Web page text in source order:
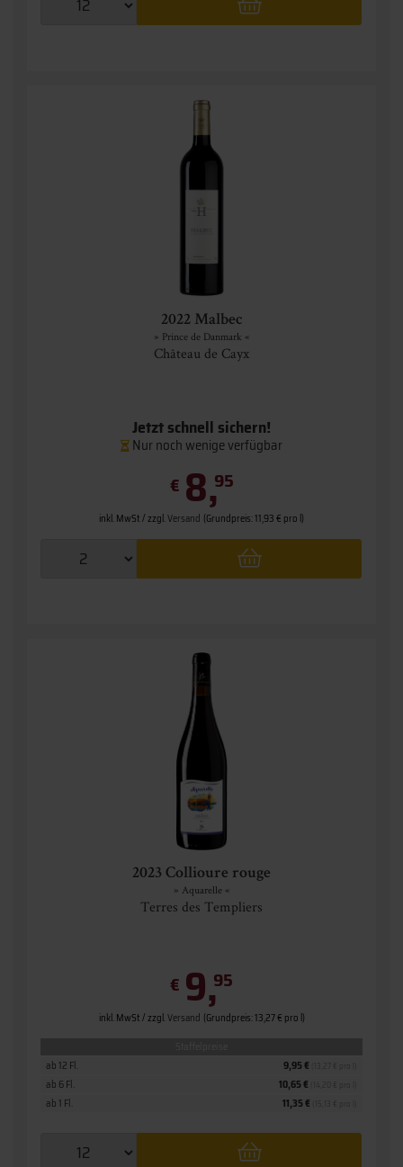
2022 Malbec
» Prince de Danmark «
Château de Cayx
Jetzt schnell sichern!
Nur noch wenige verfügbar
€ 8,95
inkl. MwSt. / zzgl.Versand (Grundpreis: 11,93 € pro l)
2023 Collioure rouge
» Aquarelle «
Terres des Templiers
€ 9,95
inkl. MwSt. / zzgl.Versand (Grundpreis: 13,27 € pro l)
ab 1 Fl. 11,35 €
ab 6 Fl. 10,65 €
ab 12 Fl. 9,95 €